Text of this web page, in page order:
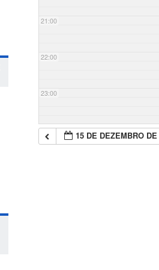
21:00
22:00
23:00
15 DE DEZEMBRO